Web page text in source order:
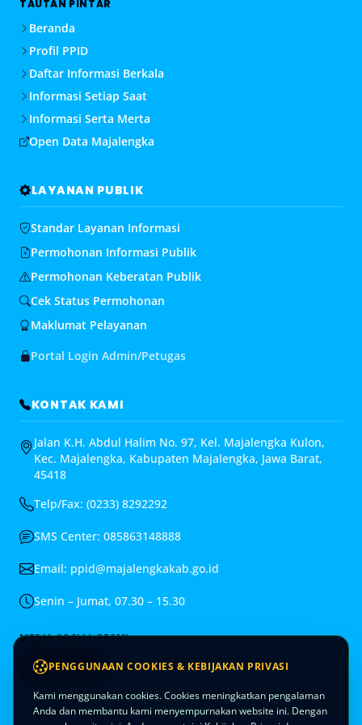
PENGGUNAAN COOKIES & KEBIJAKAN PRIVASI
Kami menggunakan cookies. Cookies meningkatkan pengalaman
Anda dan membantu kami menyempurnakan website ini. Dengan
TAUTAN PINTAR
Beranda
Profil PPID
Daftar Informasi Berkala
Informasi Setiap Saat
Informasi Serta Merta
Open Data Majalengka
LAYANAN PUBLIK
Standar Layanan Informasi
Permohonan Informasi Publik
Permohonan Keberatan Publik
Cek Status Permohonan
Maklumat Pelayanan
Portal Login Admin/Petugas
KONTAK KAMI
Jalan K.H. Abdul Halim No. 97, Kel. Majalengka Kulon,
Kec. Majalengka, Kabupaten Majalengka, Jawa Barat,
45418
Telp/Fax: (0233) 8292292
SMS Center: 085863148888
Email: ppid@majalengkakab.go.id
Senin – Jumat, 07.30 – 15.30
MEDIA SOSIAL RESMI